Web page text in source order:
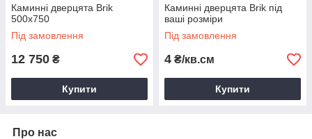
Каминні дверцята Brik
500x750
Під замовлення
12 750 ₴
Купити
Каминні дверцята Brik під
ваші розміри
Під замовлення
4 ₴/кв.см
Купити
Про нас